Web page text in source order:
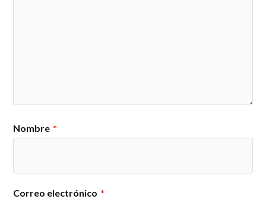
Nombre *
Correo electrónico *